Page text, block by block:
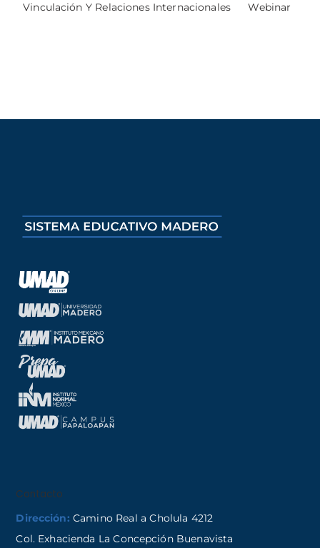
Vinculación Y Relaciones Internacionales Webinar
Contacto
Dirección: Camino Real a Cholula 4212
Col. Exhacienda La Concepción Buenavista